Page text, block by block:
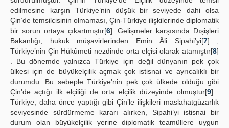
edilmesine karşın Türkiye’nin düşük bir seviyede dahi olsa
Çin’de temsilcisinin olmaması, Çin-Türkiye ilişkilerinde diplomatik
bir sorun ortaya çıkartmıştır[6]. Gelişmeler karşısında Dışişleri
Bakanlığı, hukuk müşavirlerinden Emin Âli Sipahi’yi[7] ,
Türkiye’nin Çin Hükûmeti nezdinde orta elçisi olarak atamıştır[8]
. Bu dönemde yalnızca Türkiye için değil dünyanın pek çok
ülkesi için de büyükelçilik açmak çok istisnai ve ayrıcalıklı bir
durumdu. Bu sebeple Türkiye’nin pek çok ülkede olduğu gibi
Çin’de açtığı ilk elçiliği de orta elçilik düzeyinde olmuştur[9] .
Türkiye, daha önce yaptığı gibi Çin’le ilişkileri maslahatgüzarlık
seviyesinde sürdürmeme kararı alırken, Sipahi’yi istisnai bir
durum olan büyükelçilik yerine diplomatik teamüllere uygun